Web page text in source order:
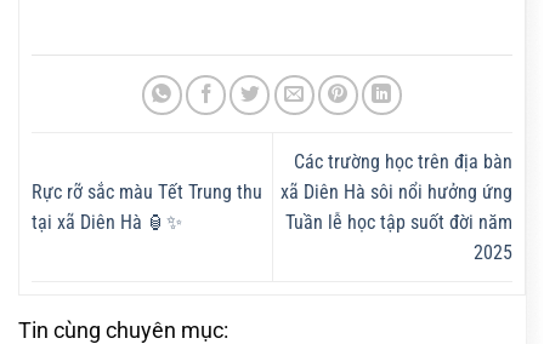
Rực rỡ sắc màu Tết Trung thu
tại xã Diên Hà 🏮✨
Các trường học trên địa bàn
xã Diên Hà sôi nổi hưởng ứng
Tuần lễ học tập suốt đời năm
2025
Tin cùng chuyên mục: